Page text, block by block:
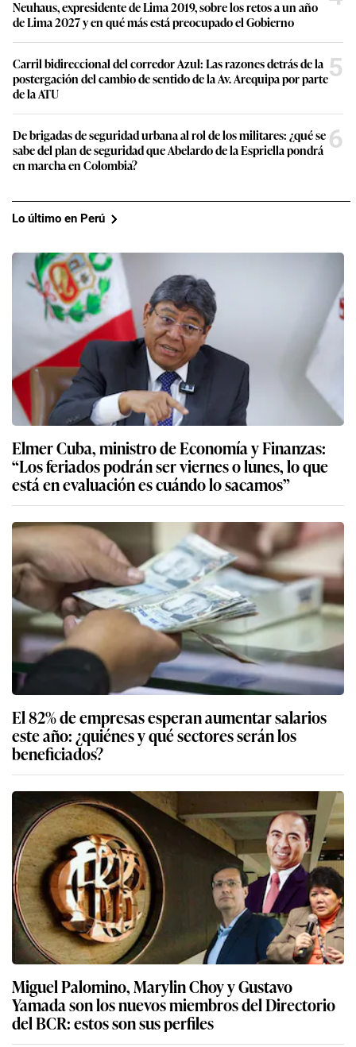
Neuhaus, expresidente de Lima 2019, sobre los retos a un año
de Lima 2027 y en qué más está preocupado el Gobierno
Carril bidireccional del corredor Azul: Las razones detrás de la
postergación del cambio de sentido de la Av. Arequipa por parte
de la ATU
5
De brigadas de seguridad urbana al rol de los militares: ¿qué se
sabe del plan de seguridad que Abelardo de la Espriella pondrá
en marcha en Colombia?
6
Lo último en Perú
Elmer Cuba, ministro de Economía y Finanzas:
“Los feriados podrán ser viernes o lunes, lo que
está en evaluación es cuándo lo sacamos”
El 82% de empresas esperan aumentar salarios
este año: ¿quiénes y qué sectores serán los
beneficiados?
Miguel Palomino, Marylin Choy y Gustavo
Yamada son los nuevos miembros del Directorio
del BCR: estos son sus perfiles